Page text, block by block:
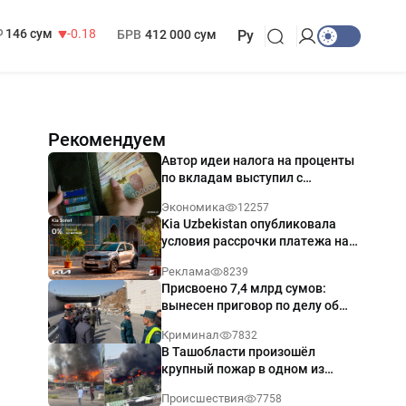
146 сум
-0.18
БРВ 412 000 сум Ру
Рекомендуем
Автор идеи налога на проценты
по вкладам выступил с
Экономика 12257
Kia Uzbekistan опубликовала
условия рассрочки платежа на
годовых
Реклама 8239
Присвоено 7,4 млрд сумов:
вынесен приговор по делу об
Ташкенте
Криминал 7832
В Ташобласти произошёл
крупный пожар в одном из
Происшествия 7758